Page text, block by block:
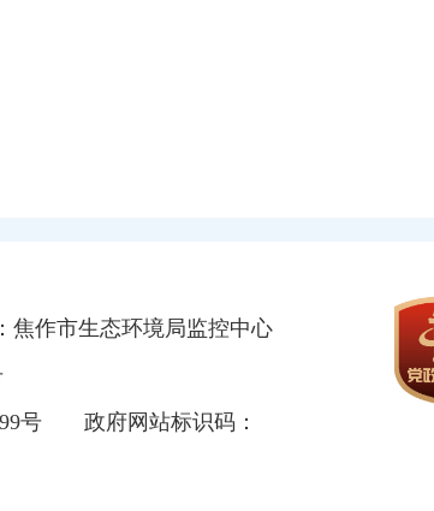
焦作市生态环境局监控中心
号
政府网站标识码：